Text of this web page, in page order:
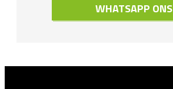
WHATSAPP ONS